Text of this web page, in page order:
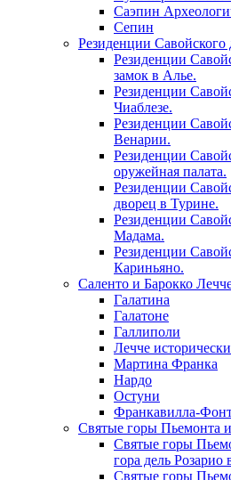
Саэпин
Сепин
Резиденции Савойского
Резиденции
замок в Алье.
Резиденции
Чиаблезе.
Резиденции
Венарии.
Резиденции
оружейная палата.
Резиденции
дворец в Турине.
Резиденции
Мадама.
Резиденции
Кариньяно.
Саленто и Барокко
Галатина
Галатоне
Галлиполи
Лечче
Мартина Франка
Нардо
Остуни
Франкавилла-
Святые горы Пьемонта
Святые горы
гора дель Розарио
Святые горы